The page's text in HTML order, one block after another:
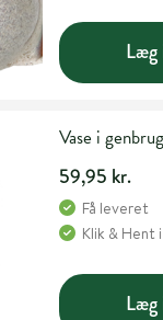
Læg
Vase i
59,95 kr.
Få leveret
Klik & Hent
Læg